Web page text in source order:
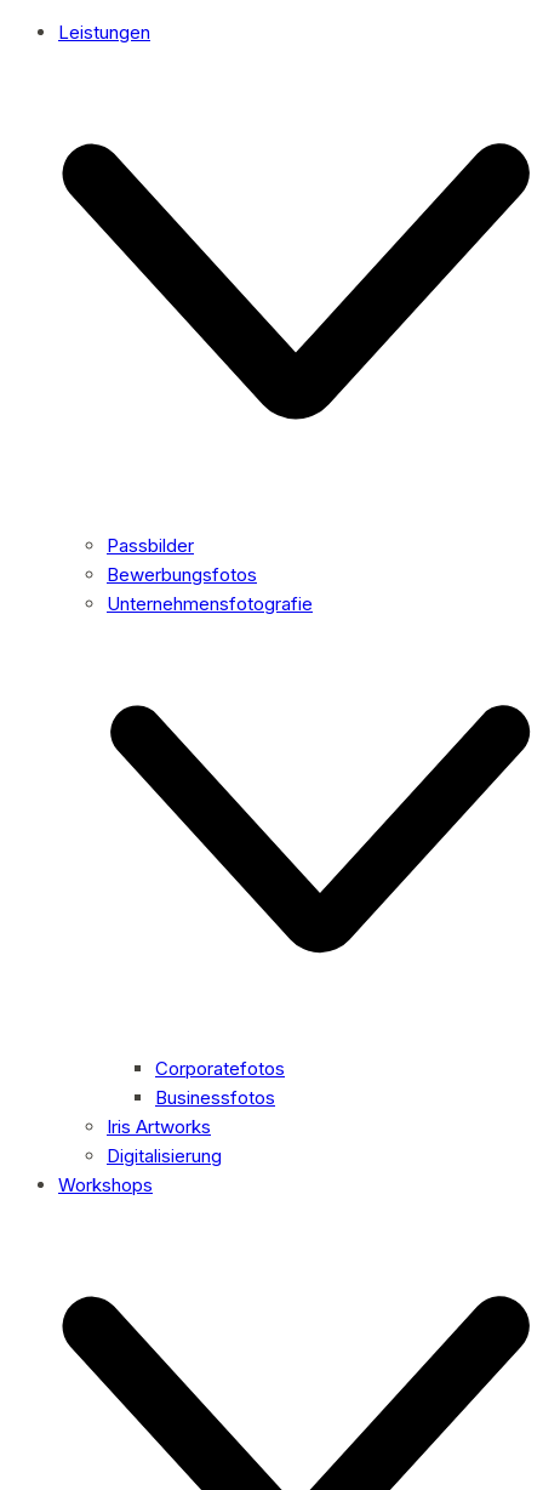
Leistungen
Passbilder
Bewerbungsfotos
Unternehmensfotografie
Corporatefotos
Businessfotos
Iris Artworks
Digitalisierung
Workshops